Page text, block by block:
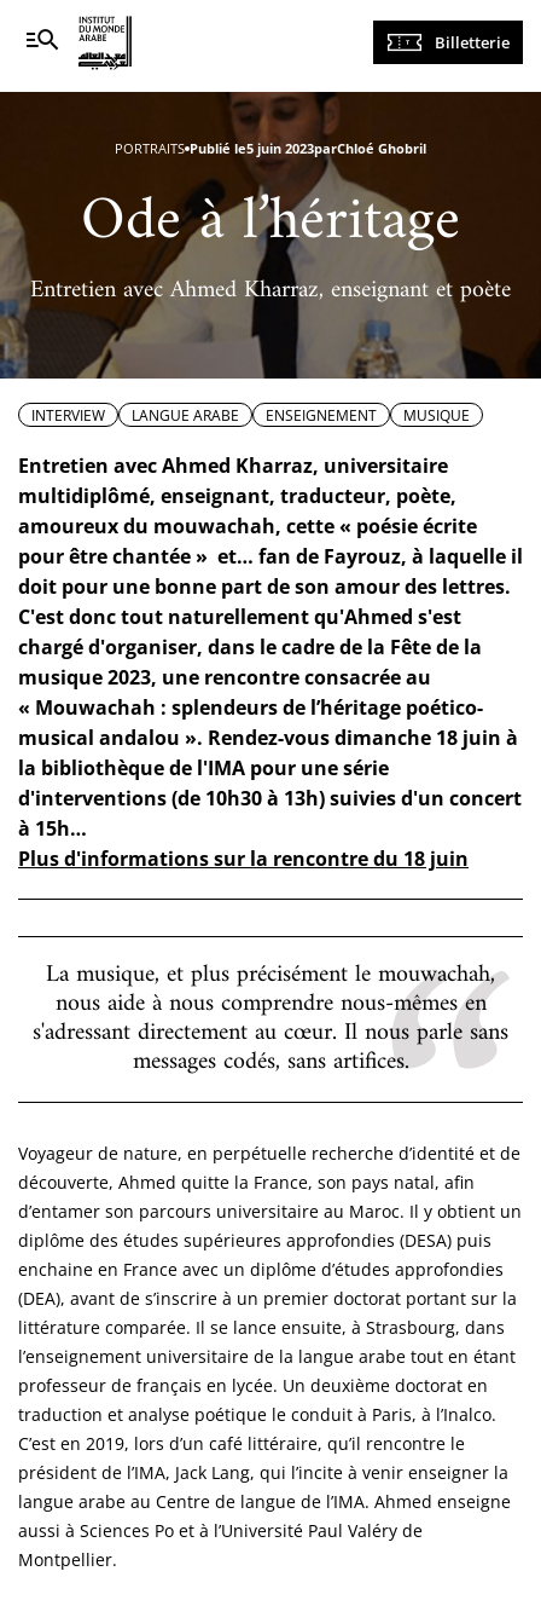
Navigation
principale
Billetterie
PORTRAITS Publié le5 juin 2023parChloé Ghobril
Ode à l’héritage
Entretien avec Ahmed Kharraz, enseignant et poète
INTERVIEW LANGUE ARABE ENSEIGNEMENT MUSIQUE
Entretien avec Ahmed Kharraz, universitaire
multidiplômé, enseignant, traducteur, poète,
amoureux du mouwachah, cette « poésie écrite
pour être chantée » et… fan de Fayrouz, à laquelle il
doit pour une bonne part de son amour des lettres.
C'est donc tout naturellement qu'Ahmed s'est
chargé d'organiser, dans le cadre de la Fête de la
musique 2023, une rencontre consacrée au
« Mouwachah : splendeurs de l’héritage poético-
musical andalou ». Rendez-vous dimanche 18 juin à
la bibliothèque de l'IMA pour une série
d'interventions (de 10h30 à 13h) suivies d'un concert
à 15h…
Plus d'informations sur la rencontre du 18 juin
La musique, et plus précisément le mouwachah,
nous aide à nous comprendre nous-mêmes en
s'adressant directement au cœur. Il nous parle sans
messages codés, sans artifices.
Voyageur de nature, en perpétuelle recherche d’identité et de
découverte, Ahmed quitte la France, son pays natal, afin
d’entamer son parcours universitaire au Maroc. Il y obtient un
diplôme des études supérieures approfondies (DESA) puis
enchaine en France avec un diplôme d’études approfondies
(DEA), avant de s’inscrire à un premier doctorat portant sur la
littérature comparée. Il se lance ensuite, à Strasbourg, dans
l’enseignement universitaire de la langue arabe tout en étant
professeur de français en lycée. Un deuxième doctorat en
traduction et analyse poétique le conduit à Paris, à l’Inalco.
C’est en 2019, lors d’un café littéraire, qu’il rencontre le
président de l’IMA, Jack Lang, qui l’incite à venir enseigner la
langue arabe au Centre de langue de l’IMA. Ahmed enseigne
aussi à Sciences Po et à l’Université Paul Valéry de
Montpellier.